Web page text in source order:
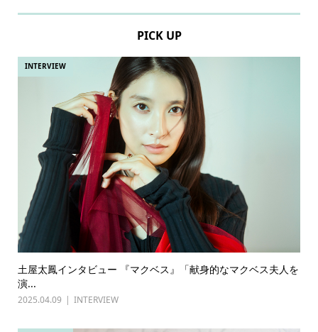
PICK UP
INTERVIEW
土屋太鳳インタビュー 『マクベス』「献身的なマクベス夫人を
演...
2025.04.09 INTERVIEW